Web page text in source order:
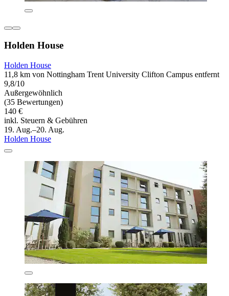
Holden House
Holden House
11,8 km von Nottingham Trent University Clifton Campus entfernt
9,8/10
Außergewöhnlich
(35 Bewertungen)
140 €
inkl. Steuern & Gebühren
19. Aug.–20. Aug.
Holden House